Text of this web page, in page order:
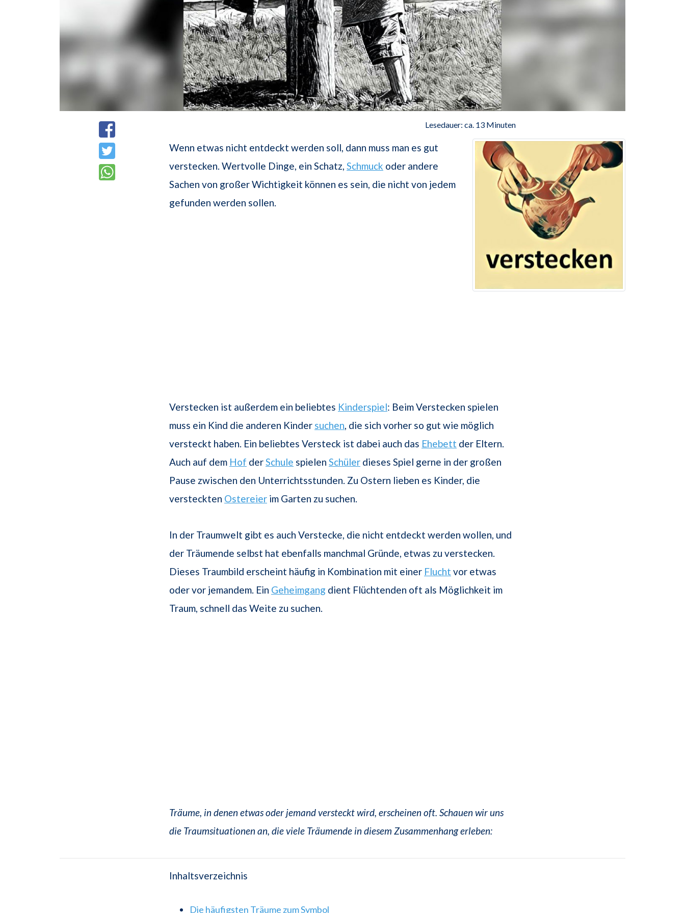
Lesedauer: ca. 13 Minuten
Wenn etwas nicht entdeckt werden soll, dann muss man es gut
verstecken. Wertvolle Dinge, ein Schatz, Schmuck oder andere
Sachen von großer Wichtigkeit können es sein, die nicht von jedem
gefunden werden sollen.
Verstecken ist außerdem ein beliebtes Kinderspiel: Beim Verstecken spielen
muss ein Kind die anderen Kinder suchen, die sich vorher so gut wie möglich
versteckt haben. Ein beliebtes Versteck ist dabei auch das Ehebett der Eltern.
Auch auf dem Hof derSchule spielen Schüler dieses Spiel gerne in der großen
Pause zwischen den Unterrichtsstunden. Zu Ostern lieben es Kinder, die
versteckten Ostereier im Garten zu suchen.
In der Traumwelt gibt es auch Verstecke, die nicht entdeckt werden wollen, und
der Träumende selbst hat ebenfalls manchmal Gründe, etwas zu verstecken.
Dieses Traumbild erscheint häufig in Kombination mit einer Flucht vor etwas
oder vor jemandem. Ein Geheimgang dient Flüchtenden oft als Möglichkeit im
Traum, schnell das Weite zu suchen.
Träume, in denen etwas oder jemand versteckt wird, erscheinen oft. Schauen wir uns
die Traumsituationen an, die viele Träumende in diesem Zusammenhang erleben:
Inhaltsverzeichnis
Die häufigsten Träume zum Symbol